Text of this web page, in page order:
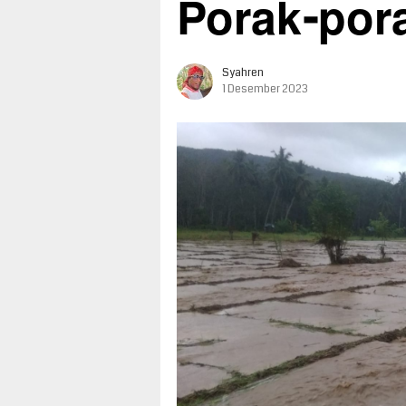
Porak-
Syahren
1 Desember 2023